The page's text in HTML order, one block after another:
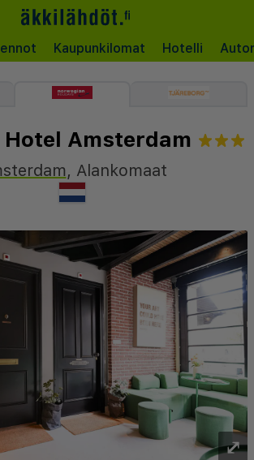
Kaupunkilomat Hotelli
Amsterdam
, Alankomaat
⤢